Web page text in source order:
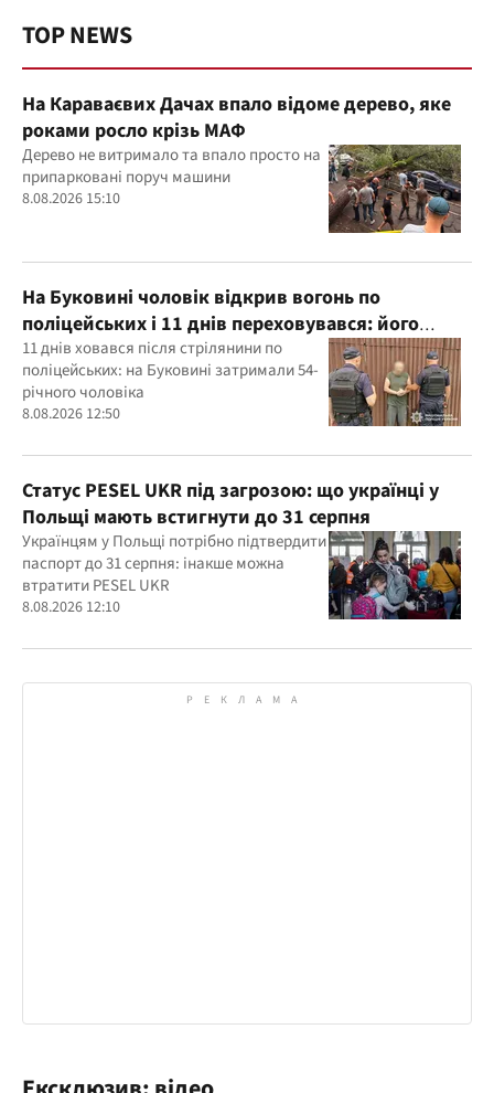
TOP NEWS
На Караваєвих Дачах впало відоме дерево, яке
роками росло крізь МАФ
Дерево не витримало та впало просто на
припарковані поруч машини
8.08.2026 15:10
На Буковині чоловік відкрив вогонь по
поліцейських і 11 днів переховувався: його
затримали
11 днів ховався після стрілянини по
поліцейських: на Буковині затримали 54-
річного чоловіка
8.08.2026 12:50
Статус PESEL UKR під загрозою: що українці у
Польщі мають встигнути до 31 серпня
Українцям у Польщі потрібно підтвердити
паспорт до 31 серпня: інакше можна
втратити PESEL UKR
8.08.2026 12:10